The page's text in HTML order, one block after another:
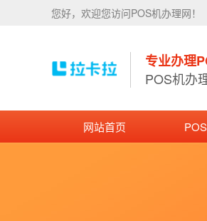
您好，欢迎您访问POS机办理网！
专业办理
POS机办
网站首页